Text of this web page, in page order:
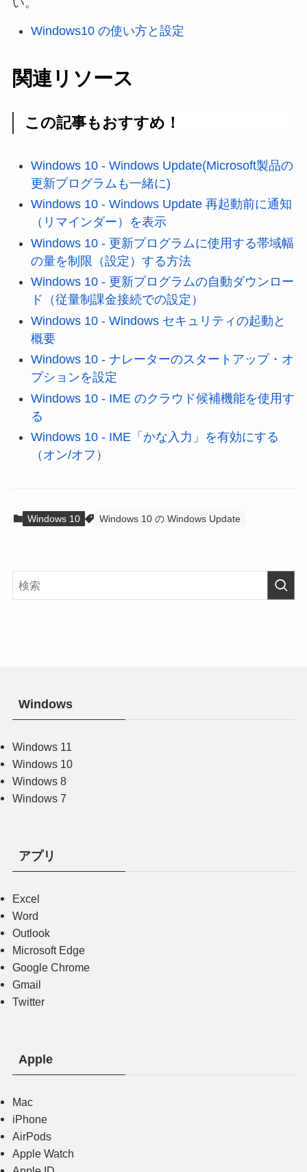
Windows10 の使い方と設定
関連リソース
この記事もおすすめ！
Windows 10 - Windows Update(Microsoft製品の
更新プログラムも一緒に)
Windows 10 - Windows Update 再起動前に通知
（リマインダー）を表示
Windows 10 - 更新プログラムに使用する帯域幅
の量を制限（設定）する方法
Windows 10 - 更新プログラムの自動ダウンロー
ド（従量制課金接続での設定）
Windows 10 - Windows セキュリティの起動と
概要
Windows 10 - ナレーターのスタートアップ・オ
プションを設定
Windows 10 - IME のクラウド候補機能を使用す
る
Windows 10 - IME「かな入力」を有効にする
（オン/オフ）
Windows 10 Windows 10 の Windows Update
Windows
Windows 11
Windows 10
Windows 8
Windows 7
アプリ
Excel
Word
Outlook
Microsoft Edge
Google Chrome
Gmail
Twitter
Apple
Mac
iPhone
AirPods
Apple Watch